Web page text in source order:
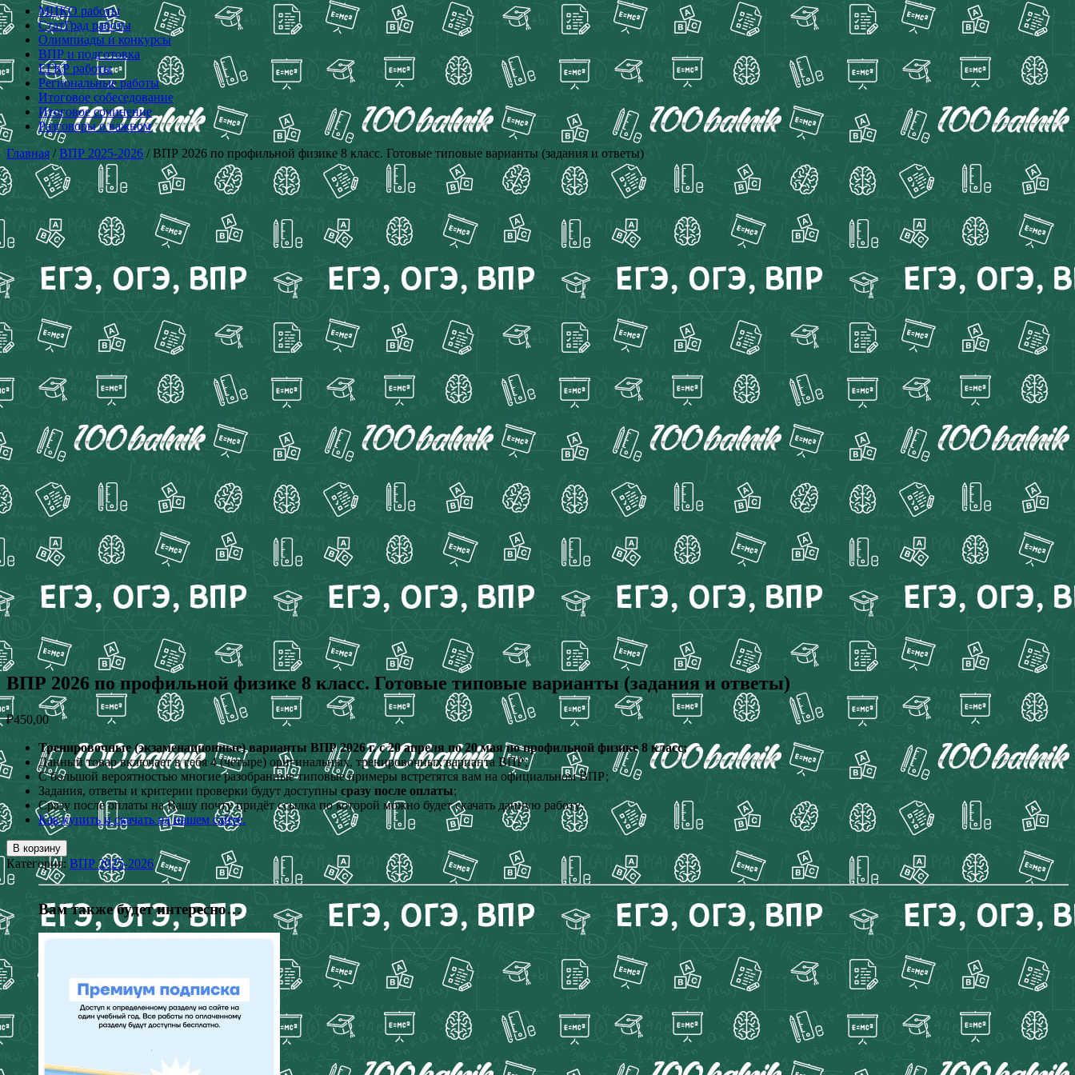
МЦКО работы
СтатГрад работы
Олимпиады и конкурсы
ВПР и подготовка
ЕГКР работы
Региональные работы
Итоговое собеседование
Итоговое сочинение
Разговоры о важном
Главная /ВПР 2025-2026 / ВПР 2026 по профильной физике 8 класс. Готовые типовые варианты (задания и ответы)
ВПР 2026 по профильной физике 8 класс. Готовые типовые варианты (задания и ответы)
₽450,00
Тренировочные (экзаменационные) варианты ВПР 2026 г. с 20 апреля по 20 мая по профильной физике 8 класс;
Данный товар включает в себя 4 (четыре) оригинальных, тренировочных варианта ВПР;
С большой вероятностью многие разобранные типовые примеры встретятся вам на официальном ВПР;
Задания, ответы и критерии проверки будут доступны сразу после оплаты;
Сразу после оплаты на Вашу почту придёт ссылка по которой можно будет скачать данную работу;
Как купить и скачать на нашем сайте.
В корзину
Категория: ВПР 2025-2026
Вам также будет интересно…